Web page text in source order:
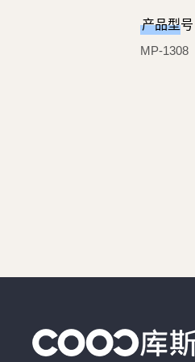
产品型号
MP-1308